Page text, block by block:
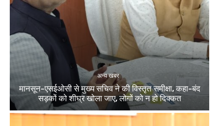
अन्य खबर
मानसून-एसईओसी से मुख्य सचिव ने की विस्तृत समीक्षा, कहा-बंद
सड़कों को शीघ्र खोला जाए, लोगों को न हो दिक्कत